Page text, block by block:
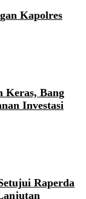
Kapolres
Keras, Bang
Investasi
Raperda